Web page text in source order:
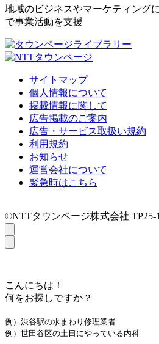
地域のビジネスやマーケティング
で事業活動を支援
サイトマップ
個人情報について
掲載情報に関して
広告掲載のご案内
広告・サービス取扱い規約
利用規約
お知らせ
運営会社について
緊急時はこちら
©NTTタウンページ株式会社 TP25-
こんにちは！
何をお探しですか？
例）渋谷駅の水まわり修理業者
例）世田谷区の土日にやっている内科